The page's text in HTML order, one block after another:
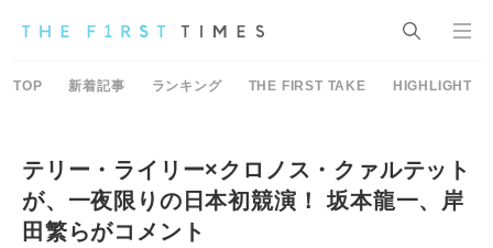
TOP 新着記事 ランキング THE FIRST TAKE HIGHLIGHT
テリー・ライリー×クロノス・クァルテット
が、一夜限りの日本初競演！ 坂本龍一、岸
田繁らがコメント